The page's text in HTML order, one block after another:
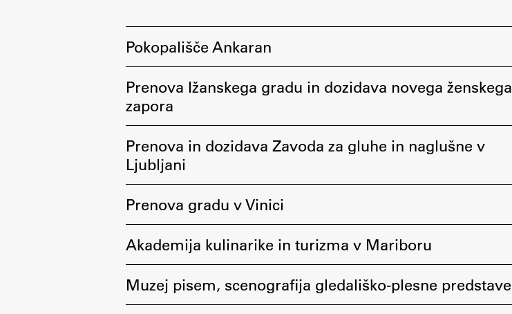
Pokopališče Ankaran
Prenova Ižanskega gradu in dozidava novega ženskega
zapora
Prenova in dozidava Zavoda za gluhe in naglušne v
Ljubljani
Prenova gradu v Vinici
Akademija kulinarike in turizma v Mariboru
Muzej pisem, scenografija gledališko-plesne predstave